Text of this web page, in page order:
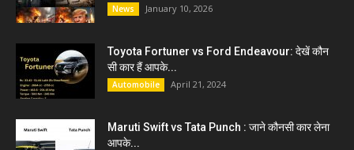
News January 10, 2026
Toyota Fortuner vs Ford Endeavour: देखें कौन
सी कार हैं आपके...
Automobile April 21, 2024
Maruti Swift vs Tata Punch : जाने कौनसी कार लेना
आपके...